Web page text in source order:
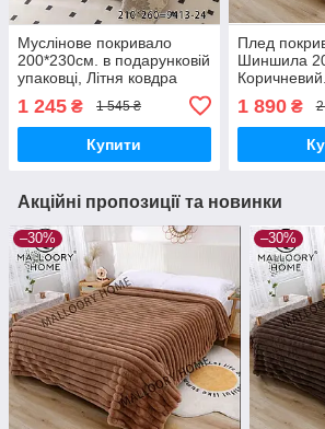
Муслінове покривало
200*230см. в подарунковій
упаковці, Літня ковдра
плед муслін 4 шари,
Мусліновий плед
1 245 ₴ 1 545 ₴
Купити
Плед
Шиншила
Коричневий.
1 890₴
Акційні пропозиції та новинки
–30% –30%